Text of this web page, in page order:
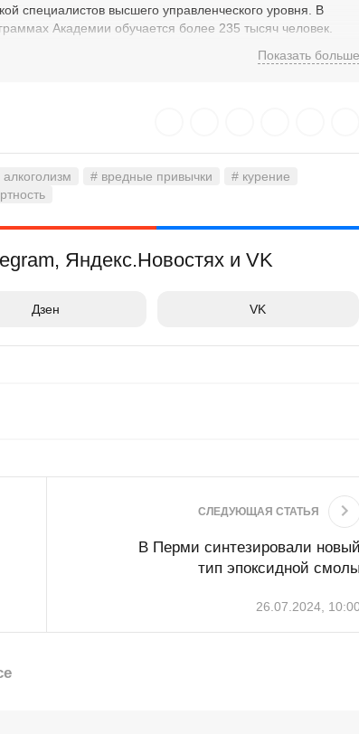
специалистов высшего управленческого уровня. В
Академии обучается более 235 тысяч человек.
66 научных институтов и центров, более 700 научных
Показать больше
алкоголизм # вредные привычки
# курение
Яндекс.Новостях и VK
Дзен VK
СЛЕДУЮЩАЯ СТАТЬЯ
В Перми синтезировали новый
тип эпоксидной смолы
26.07.2024, 10:00